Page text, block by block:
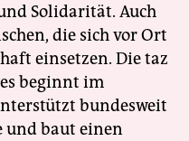
Solidarität. Auch
die sich vor Ort
einsetzen. Die taz
beginnt im
bundesweit
und baut einen